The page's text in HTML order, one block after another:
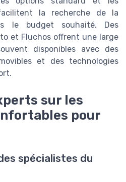
la recherche de la
le budget souhaité. Des
et Fluchos offrent une large
disponibles avec des
et des technologies
sur les
pour
spécialistes du